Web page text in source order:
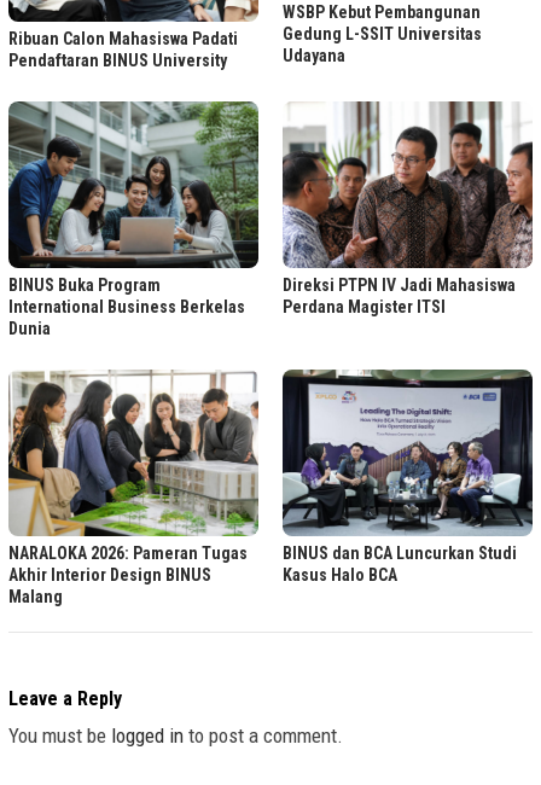
Ribuan Calon Mahasiswa Padati
Pendaftaran BINUS University
WSBP Kebut Pembangunan
Gedung L-SSIT Universitas
Udayana
BINUS Buka Program
International Business Berkelas
Dunia
Direksi PTPN IV Jadi Mahasiswa
Perdana Magister ITSI
NARALOKA 2026: Pameran Tugas
Akhir Interior Design BINUS
Malang
BINUS dan BCA Luncurkan Studi
Kasus Halo BCA
Leave a Reply
You must be logged in to post a comment.